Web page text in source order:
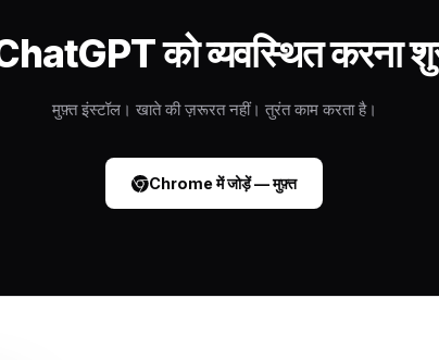
को व्यवस्थित करना
मुफ़्त इंस्टॉल। खाते की ज़रूरत नहीं। तुरंत काम करता है।
Chrome में जोड़ें — मुफ़्त